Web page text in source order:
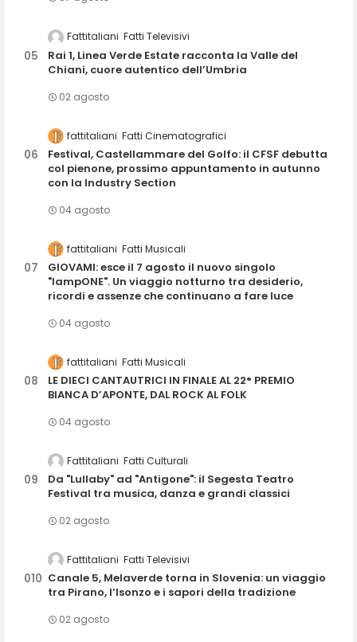
Fattitaliani Fatti Televisivi
Rai 1, Linea Verde Estate racconta la Valle del
Chiani, cuore autentico dell’Umbria
02 agosto
fattitaliani Fatti Cinematografici
Festival, Castellammare del Golfo: il CFSF debutta
col pienone, prossimo appuntamento in autunno
con la Industry Section
04 agosto
fattitaliani Fatti Musicali
GIOVAMI: esce il 7 agosto il nuovo singolo
"lampONE". Un viaggio notturno tra desiderio,
ricordi e assenze che continuano a fare luce
04 agosto
fattitaliani Fatti Musicali
LE DIECI CANTAUTRICI IN FINALE AL 22° PREMIO
BIANCA D’APONTE, DAL ROCK AL FOLK
04 agosto
Fattitaliani Fatti Culturali
Da "Lullaby" ad "Antigone": il Segesta Teatro
Festival tra musica, danza e grandi classici
02 agosto
Fattitaliani Fatti Televisivi
Canale 5, Melaverde torna in Slovenia: un viaggio
tra Pirano, l’Isonzo e i sapori della tradizione
02 agosto